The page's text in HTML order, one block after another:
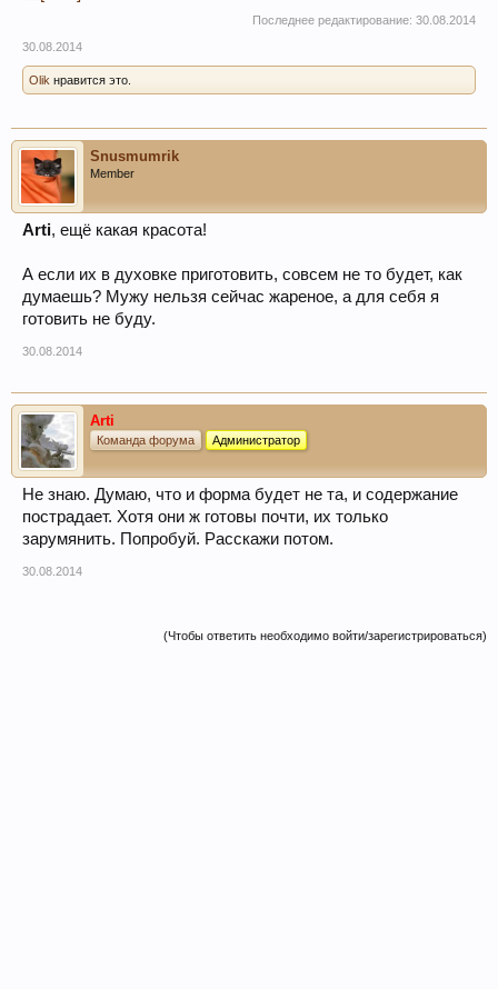
Последнее редактирование: 30.08.2014
30.08.2014
Olik нравится это.
Snusmumrik
Member
Arti, ещё какая красота!
А если их в духовке приготовить, совсем не то будет, как
думаешь? Мужу нельзя сейчас жареное, а для себя я
готовить не буду.
30.08.2014
Arti
Команда форума Администратор
Не знаю. Думаю, что и форма будет не та, и содержание
пострадает. Хотя они ж готовы почти, их только
зарумянить. Попробуй. Расскажи потом.
30.08.2014
(Чтобы ответить необходимо войти/зарегистрироваться)